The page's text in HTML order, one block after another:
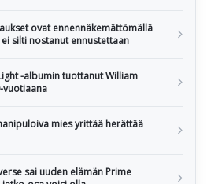
ovat ennennäkemättömällä
silti nostanut ennustettaan
-albumin tuottanut William
vuotiaana
mies yrittää herättää
sai uuden elämän Prime